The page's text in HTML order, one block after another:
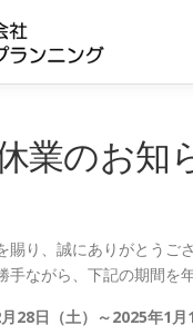
業のお知
り、誠にありがとうござ
手ながら、下記の期間を
28日（土）～2025年1月